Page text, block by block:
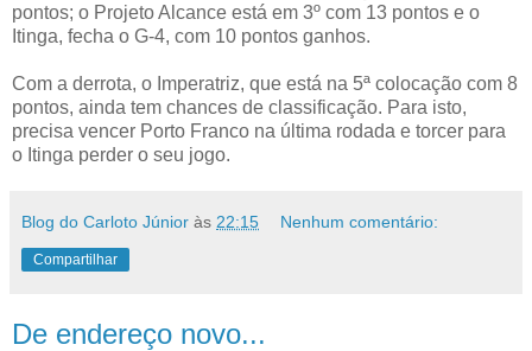
pontos; o Projeto Alcance está em 3º com 13 pontos e o
Itinga, fecha o G-4, com 10 pontos ganhos.
Com a derrota, o Imperatriz, que está na 5ª colocação com 8
pontos, ainda tem chances de classificação. Para isto,
precisa vencer Porto Franco na última rodada e torcer para
o Itinga perder o seu jogo.
Blog do Carloto Júnior às 22:15 Nenhum comentário:
Compartilhar
De endereço novo...